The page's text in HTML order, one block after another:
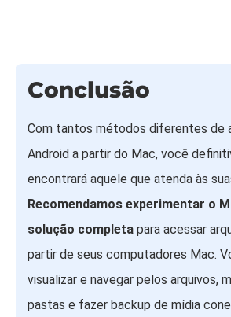
Conclusão
Com tantos métodos diferentes de
Android a partir do Mac, você
encontrará aquele que atenda às
Recomendamos experimentar o
solução completa para acessar
partir de seus computadores Mac.
visualizar e navegar pelos arquivos,
pastas e fazer backup de mídia